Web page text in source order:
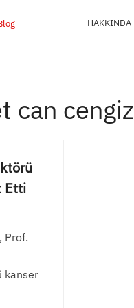
HAKKINDA
can cengiz
Etti
Prof.
kanser